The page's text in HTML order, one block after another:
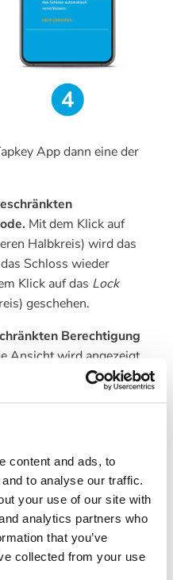
content and ads, to
to analyse our traffic.
your use of our site with
analytics partners who
that you’ve
collected from your use
App dann eine der
Mit dem Klick auf
Halbkreis) wird das
Schloss wieder
Klick auf das Lock
geschehen.
Berechtigung
Ansicht wird angezeigt,
Fall kann das
geöffnet werden. Am
wird das Schloss
Mit einem Klick auf
Halbkreis) wird das
Schloss vor dem
wieder schließen,
dasLock Symbol(den